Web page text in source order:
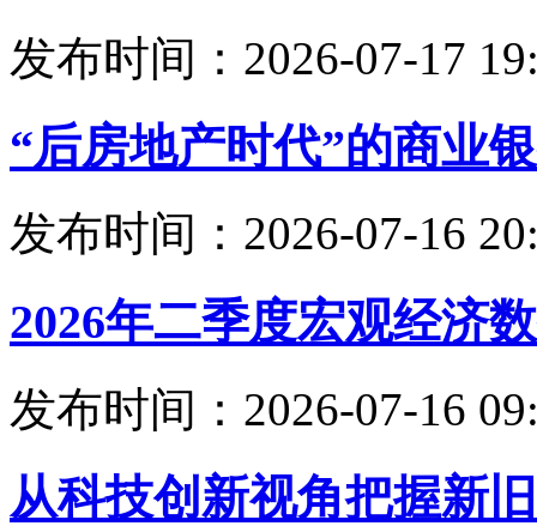
发布时间：2026-07-17
“后房地产时代”的商业
发布时间：2026-07-16
2026年二季度宏观经济
发布时间：2026-07-16
从科技创新视角把握新